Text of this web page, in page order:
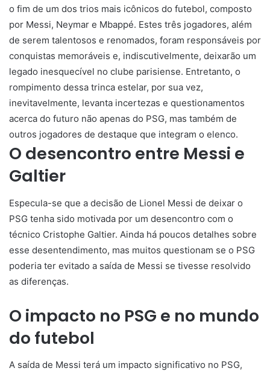
o fim de um dos trios mais icônicos do futebol, composto
por Messi, Neymar e Mbappé. Estes três jogadores, além
de serem talentosos e renomados, foram responsáveis por
conquistas memoráveis e, indiscutivelmente, deixarão um
legado inesquecível no clube parisiense. Entretanto, o
rompimento dessa trinca estelar, por sua vez,
inevitavelmente, levanta incertezas e questionamentos
acerca do futuro não apenas do PSG, mas também de
outros jogadores de destaque que integram o elenco.
O desencontro entre Messi e
Galtier
Especula-se que a decisão de Lionel Messi de deixar o
PSG tenha sido motivada por um desencontro com o
técnico Cristophe Galtier. Ainda há poucos detalhes sobre
esse desentendimento, mas muitos questionam se o PSG
poderia ter evitado a saída de Messi se tivesse resolvido
as diferenças.
O impacto no PSG e no mundo
do futebol
A saída de Messi terá um impacto significativo no PSG,